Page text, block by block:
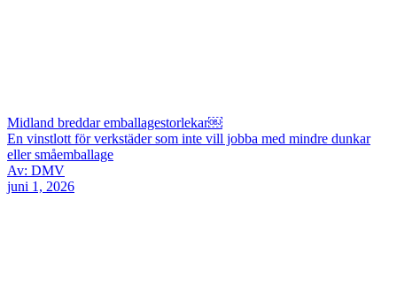
Midland breddar emballagestorlekar￼
En vinstlott för verkstäder som inte vill jobba med mindre dunkar
eller småemballage
Av: DMV
juni 1, 2026